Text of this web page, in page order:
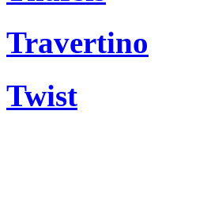
Travertino
Twist